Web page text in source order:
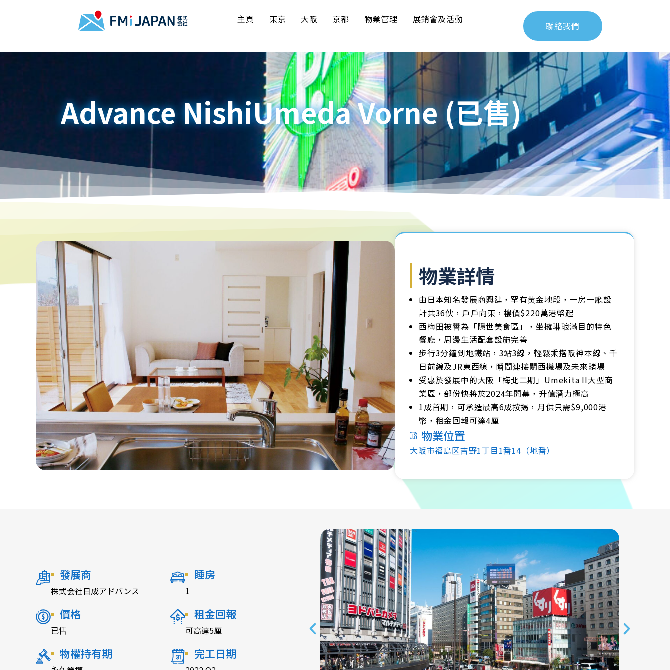
主頁 東京 大阪 京都 物業管理 展銷會及活動
聯絡我們
Advance NishiUmeda Vorne (已售)
物業詳情
由日本知名發展商興建，罕有黃金地段，一房一廳設
計共36伙，戶戶向東，樓價$220萬港幣起
西梅田被譽為「隱世美食區」，坐擁琳琅滿目的特色
餐廳，周邊生活配套設施完善
步行3分鐘到地鐵站，3站3線，輕鬆乘搭阪神本線、千
日前線及JR東西線，瞬間連接關西機場及未來賭場
受惠於發展中的大阪「梅北二期」Umekita II大型商
業區，部份快將於2024年開幕，升值潛力極高
1成首期，可承造最高6成按揭，月供只需$9,000港
幣，租金回報可達4厘
物業位置
大阪市福島区吉野1丁目1番14（地番）
發展商
株式会社日成アドバンス
價格
已售
物權持有期
睡房
1
租金回報
可高達5厘
完工日期